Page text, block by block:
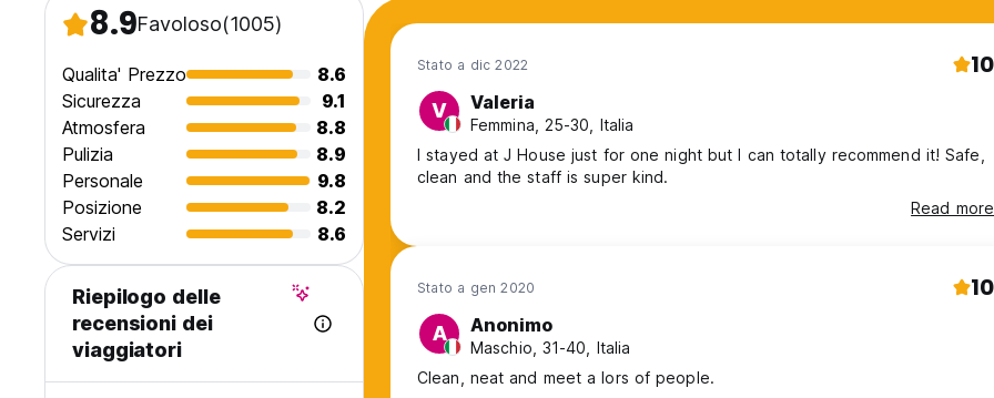
commissione del 2,1% sulle transazioni tramite carta di credito.
5. Il limite per l’annullamento della prenotazione a costo zero e’ di 3 giorni in alta stagione (da ottobre a
marzo) e di 2 giorni durante il resto dell’anno.
6. La nostra struttura è interamente non fumatori. Tuttavia disponiamo di un’ampia terrazza su cui è
possibile fumare senza alcun problema.
7. Ci troviamo al quarto piano di un’edificio moderno e centralmente locato. Al momento siamo
sprovvisti di ascensore ma il nostro staff sarà ben lieto di assistervi con i bagagli per il check in e check
out.
8.9Favoloso(1005)
Qualita' Prezzo
8.6
Sicurezza
9.1
Atmosfera
8.8
Pulizia
8.9
Personale
9.8
Posizione
8.2
Servizi
8.6
Riepilogo delle
recensioni dei
viaggiatori
Stato a dic 2022 10
V Valeria
Femmina, 25-30, Italia
I stayed at J House just for one night but I can totally recommend it! Safe,
clean and the staff is super kind.
Read more
Stato a gen 2020 10
A Anonimo
Maschio, 31-40, Italia
Clean, neat and meet a lors of people.